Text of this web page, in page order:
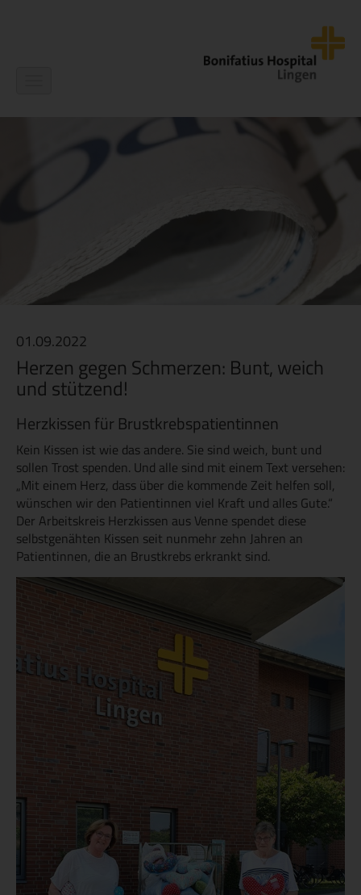
01.09.2022
Herzen gegen Schmerzen: Bunt, weich
und stützend!
Herzkissen für Brustkrebspatientinnen
Kein Kissen ist wie das andere. Sie sind weich, bunt und
sollen Trost spenden. Und alle sind mit einem Text versehen:
„Mit einem Herz, dass über die kommende Zeit helfen soll,
wünschen wir den Patientinnen viel Kraft und alles Gute.“
Der Arbeitskreis Herzkissen aus Venne spendet diese
selbstgenähten Kissen seit nunmehr zehn Jahren an
Patientinnen, die an Brustkrebs erkrankt sind.